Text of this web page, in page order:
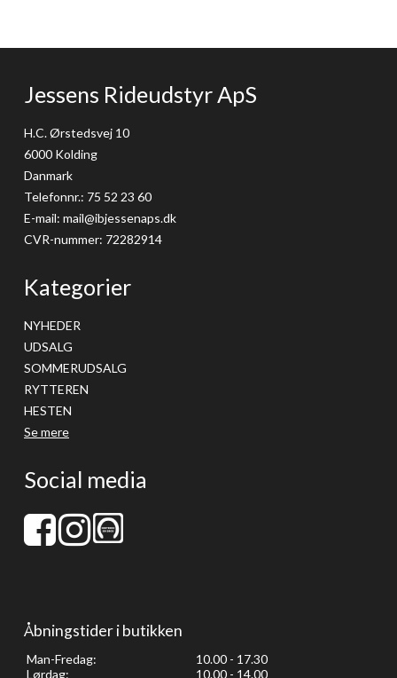
Jessens Rideudstyr ApS
H.C. Ørstedsvej 10
6000 Kolding
Danmark
Telefonnr.: 75 52 23 60
E-mail: mail@ibjessenaps.dk
CVR-nummer: 72282914
Kategorier
NYHEDER
UDSALG
SOMMERUDSALG
RYTTEREN
HESTEN
Se mere
Social media
Åbningstider i butikken
Man-Fredag:
10.00 - 17.30
Lørdag:
10.00 - 14.00